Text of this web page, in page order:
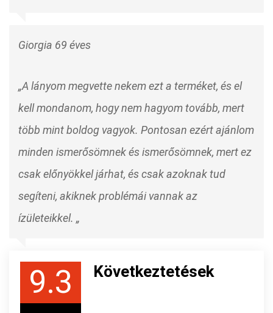
Giorgia 69 éves
„A lányom megvette nekem ezt a terméket, és el
kell mondanom, hogy nem hagyom tovább, mert
több mint boldog vagyok. Pontosan ezért ajánlom
minden ismerősömnek és ismerősömnek, mert ez
csak előnyökkel járhat, és csak azoknak tud
segíteni, akiknek problémái vannak az
ízületeikkel. „
9.3 Következtetések